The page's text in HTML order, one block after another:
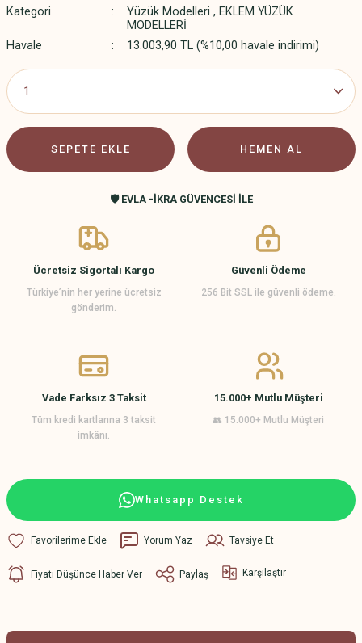
Kategori Yüzük Modelleri , EKLEM YÜZÜK
MODELLERİ
Havale
13.003,90 TL (%10,00 havale indirimi)
SEPETE EKLE HEMEN AL
🛡️ EVLA -İKRA GÜVENCESİ İLE
Ücretsiz Sigortalı Kargo
Türkiye’nin her yerine ücretsiz
gönderim.
Güvenli Ödeme
256 Bit SSL ile güvenli ödeme.
Vade Farksız 3 Taksit
Tüm kredi kartlarına 3 taksit
imkânı.
15.000+ Mutlu Müşteri
👥 15.000+ Mutlu Müşteri
Whatsapp Destek
Yorum Yaz Tavsiye Et
Fiyatı Düşünce Haber Ver Paylaş Karşılaştır